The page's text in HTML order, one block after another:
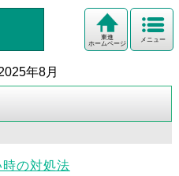
メニュー
東進
ホームページ
年8月
の対処法